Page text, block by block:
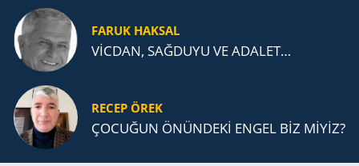
FARUK HAKSAL
VİCDAN, SAĞ­DU­YU VE ADA­LET…
RECEP ÖREK
ÇOCUĞUN ÖNÜNDEKİ ENGEL BİZ MİYİZ?